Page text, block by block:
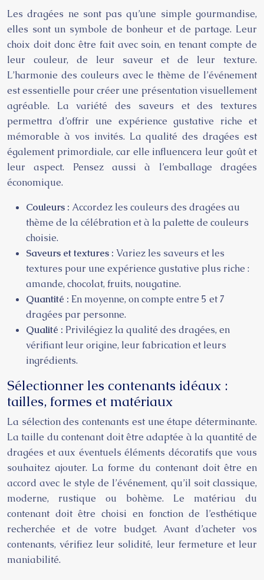
Les dragées ne sont pas qu’une simple gourmandise,
elles sont un symbole de bonheur et de partage. Leur
choix doit donc être fait avec soin, en tenant compte de
leur couleur, de leur saveur et de leur texture.
L’harmonie des couleurs avec le thème de l’événement
est essentielle pour créer une présentation visuellement
agréable. La variété des saveurs et des textures
permettra d’offrir une expérience gustative riche et
mémorable à vos invités. La qualité des dragées est
également primordiale, car elle influencera leur goût et
leur aspect. Pensez aussi à l’emballage dragées
économique.
Couleurs : Accordez les couleurs des dragées au
thème de la célébration et à la palette de couleurs
choisie.
Saveurs et textures : Variez les saveurs et les
textures pour une expérience gustative plus riche :
amande, chocolat, fruits, nougatine.
Quantité : En moyenne, on compte entre 5 et 7
dragées par personne.
Qualité : Privilégiez la qualité des dragées, en
vérifiant leur origine, leur fabrication et leurs
ingrédients.
Sélectionner les contenants idéaux :
tailles, formes et matériaux
La sélection des contenants est une étape déterminante.
La taille du contenant doit être adaptée à la quantité de
dragées et aux éventuels éléments décoratifs que vous
souhaitez ajouter. La forme du contenant doit être en
accord avec le style de l’événement, qu’il soit classique,
moderne, rustique ou bohème. Le matériau du
contenant doit être choisi en fonction de l’esthétique
recherchée et de votre budget. Avant d’acheter vos
contenants, vérifiez leur solidité, leur fermeture et leur
maniabilité.